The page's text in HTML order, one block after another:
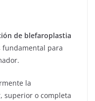
de blefaroplastia
fundamental para
la
superior o completa